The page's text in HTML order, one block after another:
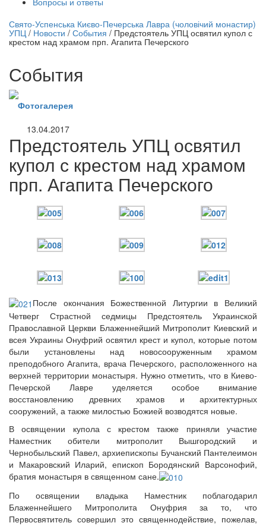
трансляция | 12 сентября
трансляции
Онлайн трансляции
Веб-камеры
12 сентября 2015Название трансляции
12 сентября 2015Название трансляции
12 сентября 2015Название трансляции
12 сентября 2015Название трансляции
12 сентября 2015Название трансляции
12 сентября 2015 Название трансляции
12 сентября 2015Название трансляции
12 сентября 2015Название трансляции
Перейти к архиву
Свято-Успенська Києво-Печерська Лавра (чоловічий монастир)
УПЦ / Новости / События / Предстоятель УПЦ освятил купол с
крестом над храмом прп. Агапита Печерского
События
Фотогалерея
13.04.2017
Предстоятель УПЦ освятил
купол с крестом над храмом
прп. Агапита Печерского
После окончания Божественной Литургии в Великий
Четверг Страстной седмицы Предстоятель Украинской
Православной Церкви Блаженнейший Митрополит Киевский и
всея Украины Онуфрий освятил крест и купол, которые потом
были установлены над новосооруженным храмом
преподобного Агапита, врача Печерского, расположенного на
верхней территории монастыря. Нужно отметить, что в Киево-
Печерской Лавре уделяется особое внимание
восстановлению древних храмов и архитектурных
сооружений, а также милостью Божией возводятся новые.
В освящении купола с крестом также приняли участие
Наместник обители митрополит Вышгородский и
Чернобыльский Павел, архиепископы Бучанский Пантелеимон
и Макаровский Иларий, епископ Бородянский Варсонофий,
братия монастыря в священном сане.
По освящении владыка Наместник поблагодарил
Блаженнейшего Митрополита Онуфрия за то, что
Первосвятитель совершил это священнодействие, пожелав,